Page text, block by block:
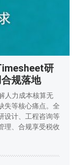
研
规落地
人力成本核算无
失等核心痛点。全
设计、工程咨询等
理、合规享受税收